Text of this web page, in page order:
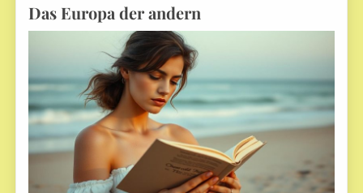
Das Europa der andern